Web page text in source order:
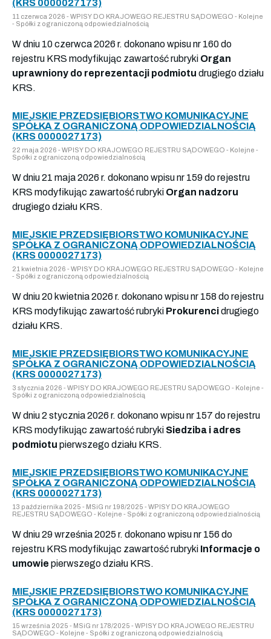
(KRS 0000027173)
11 czerwca 2026 - WPISY DO KRAJOWEGO REJESTRU SĄDOWEGO - Kolejne
- Spółki z ograniczoną odpowiedzialnością
W dniu 10 czerwca 2026 r. dokonano wpisu nr 160 do
rejestru KRS modyfikując zawartość rubryki Organ
uprawniony do reprezentacji podmiotu drugiego działu
KRS.
MIEJSKIE PRZEDSIĘBIORSTWO KOMUNIKACYJNE
SPÓŁKA Z OGRANICZONĄ ODPOWIEDZIALNOŚCIĄ
(KRS 0000027173)
22 maja 2026 - WPISY DO KRAJOWEGO REJESTRU SĄDOWEGO - Kolejne -
Spółki z ograniczoną odpowiedzialnością
W dniu 21 maja 2026 r. dokonano wpisu nr 159 do rejestru
KRS modyfikując zawartość rubryki Organ nadzoru
drugiego działu KRS.
MIEJSKIE PRZEDSIĘBIORSTWO KOMUNIKACYJNE
SPÓŁKA Z OGRANICZONĄ ODPOWIEDZIALNOŚCIĄ
(KRS 0000027173)
21 kwietnia 2026 - WPISY DO KRAJOWEGO REJESTRU SĄDOWEGO - Kolejne
- Spółki z ograniczoną odpowiedzialnością
W dniu 20 kwietnia 2026 r. dokonano wpisu nr 158 do rejestru
KRS modyfikując zawartość rubryki Prokurencidrugiego
działu KRS.
MIEJSKIE PRZEDSIĘBIORSTWO KOMUNIKACYJNE
SPÓŁKA Z OGRANICZONĄ ODPOWIEDZIALNOŚCIĄ
(KRS 0000027173)
3 stycznia 2026 - WPISY DO KRAJOWEGO REJESTRU SĄDOWEGO - Kolejne -
Spółki z ograniczoną odpowiedzialnością
W dniu 2 stycznia 2026 r. dokonano wpisu nr 157 do rejestru
KRS modyfikując zawartość rubryki Siedziba i adres
podmiotu pierwszego działu KRS.
MIEJSKIE PRZEDSIĘBIORSTWO KOMUNIKACYJNE
SPÓŁKA Z OGRANICZONĄ ODPOWIEDZIALNOŚCIĄ
(KRS 0000027173)
13 października 2025 - MSiG nr 198/2025 - WPISY DO KRAJOWEGO
REJESTRU SĄDOWEGO - Kolejne - Spółki z ograniczoną odpowiedzialnością
W dniu 29 września 2025 r. dokonano wpisu nr 156 do
rejestru KRS modyfikując zawartość rubryki Informacje o
umowie pierwszego działu KRS.
MIEJSKIE PRZEDSIĘBIORSTWO KOMUNIKACYJNE
SPÓŁKA Z OGRANICZONĄ ODPOWIEDZIALNOŚCIĄ
(KRS 0000027173)
15 września 2025 - MSiG nr 178/2025 - WPISY DO KRAJOWEGO REJESTRU
SĄDOWEGO - Kolejne - Spółki z ograniczoną odpowiedzialnością